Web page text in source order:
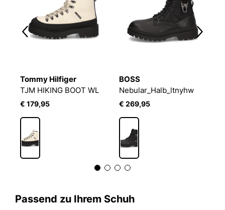
Tommy Hilfiger
TJM HIKING BOOT WL
€ 179,95
BOSS
Nebular_Halb_ltnyhw
€ 269,95
Passend zu Ihrem Schuh